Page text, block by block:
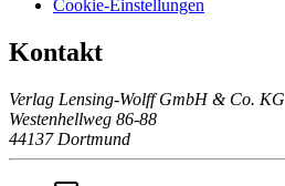
Cookie-Einstellungen
Kontakt
Verlag Lensing-Wolff GmbH & Co. KG
Westenhellweg 86-88
44137 Dortmund